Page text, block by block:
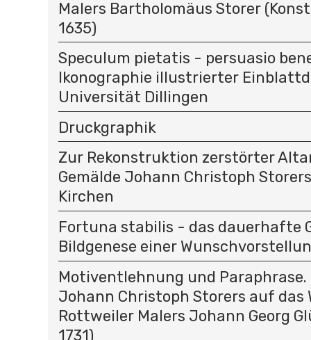
Malers Bartholomäus Storer
1635)
Speculum pietatis - persuasio
Ikonographie illustrierter
Universität Dillingen
Druckgraphik
Zur Rekonstruktion zerstörter
Gemälde Johann Christoph
Kirchen
Fortuna stabilis - das dauerhafte
Bildgenese einer
Motiventlehnung und Paraphrase.
Johann Christoph Storers auf das
Rottweiler Malers Johann Georg
1731)